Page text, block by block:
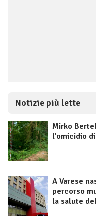
Notizie più lette
Mirko
l’omicidio
A Varese
percorso
la salute